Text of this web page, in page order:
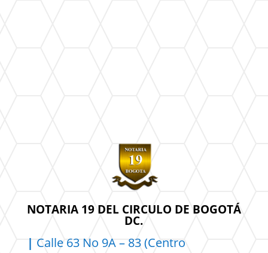
NOTARIA 19 DEL CIRCULO DE BOGOTÁ
DC.
| Calle 63 No 9A – 83 (Centro